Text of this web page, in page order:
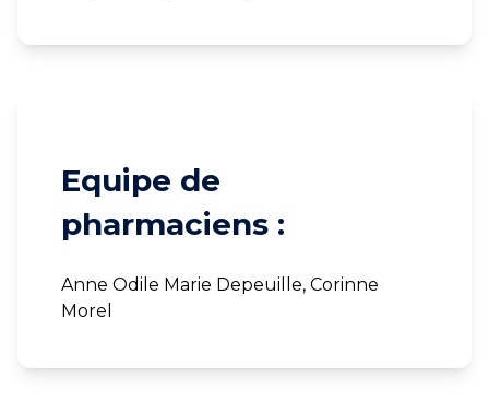
Equipe de
pharmaciens :
Anne Odile Marie Depeuille, Corinne
Morel